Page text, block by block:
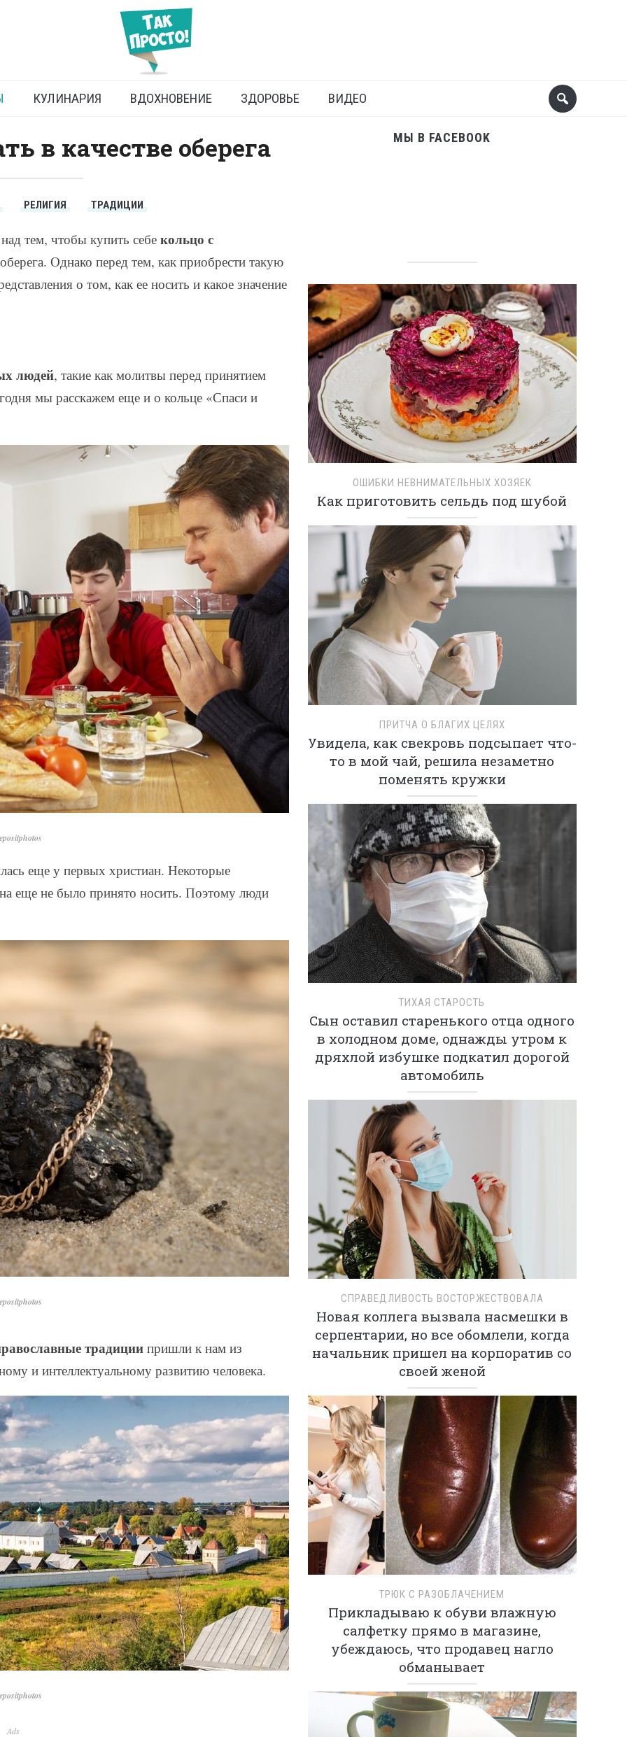
традиции
КУЛИНАРИЯ ВДОХНОВЕНИЕ ЗДОРОВЬЕ ВИДЕО
в качестве оберега
РЕЛИГИЯ ТРАДИЦИИ
тем, чтобы купить себе кольцо с
Однако перед тем, как приобрести такую
о том, как ее носить и какое значение
людей, такие как молитвы перед принятием
мы расскажем еще и о кольце «Спаси и
еще у первых христиан. Некоторые
еще не было принято носить. Поэтому люди
традиции пришли к нам из
и интеллектуальному развитию человека.
Ads
МЫ В FACEBOOK
ОШИБКИ НЕВНИМАТЕЛЬНЫХ ХОЗЯЕК
Как приготовить сельдь под шубой
ПРИТЧА О БЛАГИХ ЦЕЛЯХ
Увидела, как свекровь подсыпает что-
то в мой чай, решила незаметно
поменять кружки
ТИХАЯ СТАРОСТЬ
Сын оставил старенького отца одного
в холодном доме, однажды утром к
дряхлой избушке подкатил дорогой
автомобиль
СПРАВЕДЛИВОСТЬ ВОСТОРЖЕСТВОВАЛА
Новая коллега вызвала насмешки в
серпентарии, но все обомлели, когда
начальник пришел на корпоратив со
своей женой
ТРЮК С РАЗОБЛАЧЕНИЕМ
Прикладываю к обуви влажную
салфетку прямо в магазине,
убеждаюсь, что продавец нагло
обманывает